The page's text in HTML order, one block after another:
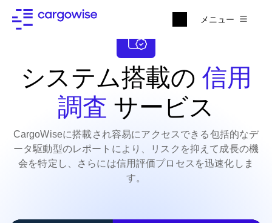
メニュー
システム搭載の信用
調査 サービス
CargoWiseに搭載され容易にアクセスできる包括的なデ
ータ駆動型のレポートにより、リスクを抑えて成長の機
会を特定し、さらには信用評価プロセスを迅速化しま
す。